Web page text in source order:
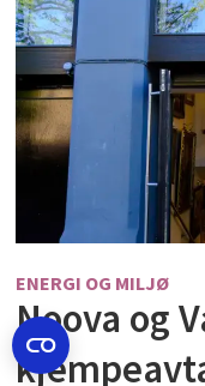
ENERGI OG MILJØ
Noova og